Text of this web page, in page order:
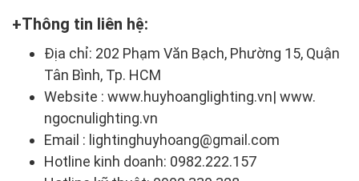
Thông tin liên hệ:
Địa chỉ: 202 Phạm Văn Bạch, Phường 15, Quận
Tân Bình, Tp. HCM
Website : www.huyhoanglighting.vn| www.
ngocnulighting.vn
Email : lightinghuyhoang@gmail.com
Hotline kinh doanh: 0982.222.157